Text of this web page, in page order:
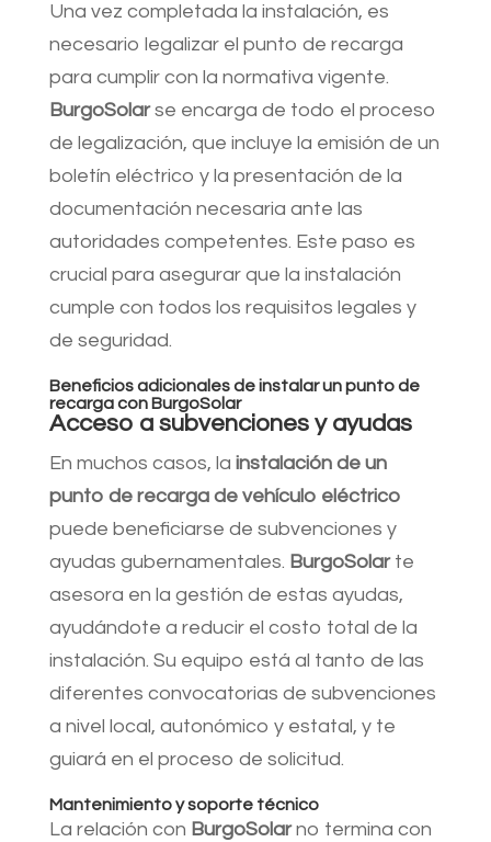
Una vez completada la instalación, es
necesario legalizar el punto de recarga
para cumplir con la normativa vigente.
BurgoSolarse encarga de todo el proceso
de legalización, que incluye la emisión de un
boletín eléctrico y la presentación de la
documentación necesaria ante las
autoridades competentes. Este paso es
crucial para asegurar que la instalación
cumple con todos los requisitos legales y
de seguridad.
Beneficios adicionales de instalar un punto de
recarga con BurgoSolar
Acceso a subvenciones y ayudas
En muchos casos, la instalación de un
punto de recarga de vehículo eléctrico
puede beneficiarse de subvenciones y
ayudas gubernamentales. BurgoSolarte
asesora en la gestión de estas ayudas,
ayudándote a reducir el costo total de la
instalación. Su equipo está al tanto de las
diferentes convocatorias de subvenciones
a nivel local, autonómico y estatal, y te
guiará en el proceso de solicitud.
Mantenimiento y soporte técnico
La relación con BurgoSolarno termina con